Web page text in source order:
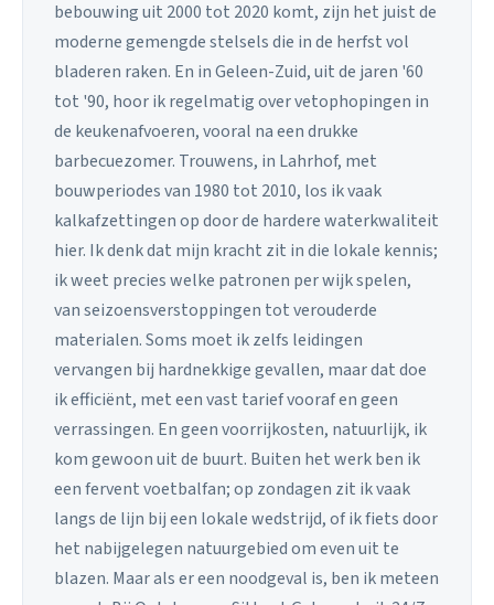
bebouwing uit 2000 tot 2020 komt, zijn het juist de
moderne gemengde stelsels die in de herfst vol
bladeren raken. En in Geleen-Zuid, uit de jaren '60
tot '90, hoor ik regelmatig over vetophopingen in
de keukenafvoeren, vooral na een drukke
barbecuezomer. Trouwens, in Lahrhof, met
bouwperiodes van 1980 tot 2010, los ik vaak
kalkafzettingen op door de hardere waterkwaliteit
hier. Ik denk dat mijn kracht zit in die lokale kennis;
ik weet precies welke patronen per wijk spelen,
van seizoensverstoppingen tot verouderde
materialen. Soms moet ik zelfs leidingen
vervangen bij hardnekkige gevallen, maar dat doe
ik efficiënt, met een vast tarief vooraf en geen
verrassingen. En geen voorrijkosten, natuurlijk, ik
kom gewoon uit de buurt. Buiten het werk ben ik
een fervent voetbalfan; op zondagen zit ik vaak
langs de lijn bij een lokale wedstrijd, of ik fiets door
het nabijgelegen natuurgebied om even uit te
blazen. Maar als er een noodgeval is, ben ik meteen